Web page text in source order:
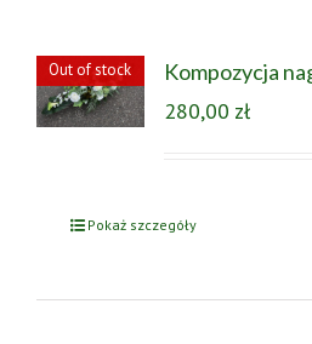
Out of stock Kompozycja
280,00 zł
Pokaż szczegóły